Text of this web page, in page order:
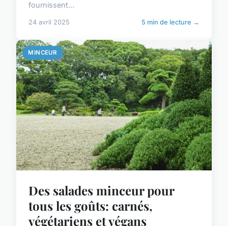
fournissent...
24 avril 2025 5 min de lecture →
MINCEUR
Des salades minceur pour
tous les goûts: carnés,
végétariens et végans